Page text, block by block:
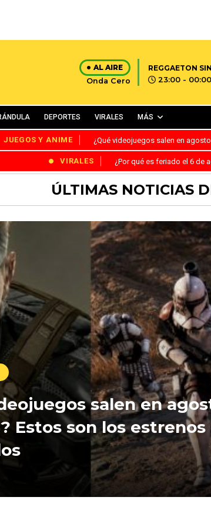
AL AIRE
Onda Cero
REGGAETON
23:00 - 00:00
DEPORTES VIRALES MÁS
JUEGOS Y ANIME ¿Qué videojuegos salen en
VIRALES ¿Por qué es feriado el 6 de
ÚLTIMAS NOTICIAS
salen en
Estos son los estrenos